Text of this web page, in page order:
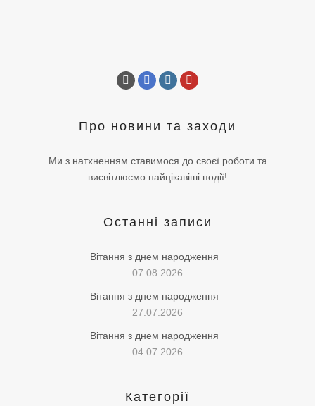
Про новини та заходи
Ми з натхненням ставимося до своєї роботи та
висвітлюємо найцікавіші події!
Останні записи
Вітання з днем народження
07.08.2026
Вітання з днем народження
27.07.2026
Вітання з днем народження
04.07.2026
Категорії